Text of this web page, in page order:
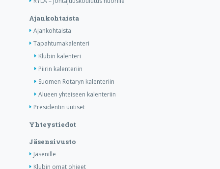
Ajankohtaista
Ajankohtaista
Tapahtumakalenteri
Klubin kalenteri
Piirin kalenteriin
Suomen Rotaryn kalenteriin
Alueen yhteiseen kalenteriin
Presidentin uutiset
Yhteystiedot
Jäsensivusto
Jäsenille
Klubin omat ohjeet